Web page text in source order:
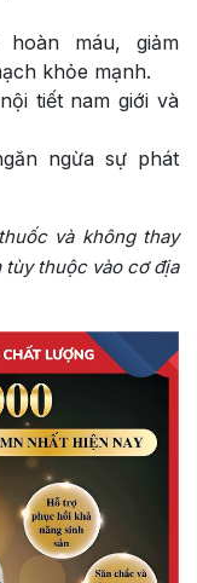
máu, giảm
khỏe mạnh.
tiết nam giới và
ngừa sự phát
và không thay
thuộc vào cơ địa